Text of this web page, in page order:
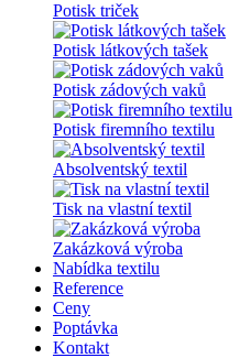
Potisk triček
Potisk látkových tašek
Potisk zádových vaků
Potisk firemního textilu
Absolventský textil
Tisk na vlastní textil
Zakázková výroba
Nabídka textilu
Reference
Ceny
Poptávka
Kontakt